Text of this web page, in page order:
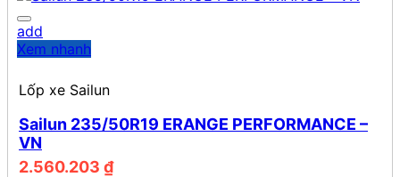
add
Xem nhanh
Lốp xe Sailun
Sailun 235/50R19 ERANGE PERFORMANCE –
VN
2.560.203 ₫